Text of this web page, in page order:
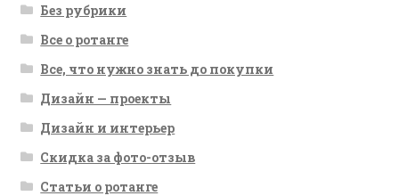
Без рубрики
Все о ротанге
Все, что нужно знать до покупки
Дизайн — проекты
Дизайн и интерьер
Скидка за фото-отзыв
Статьи о ротанге